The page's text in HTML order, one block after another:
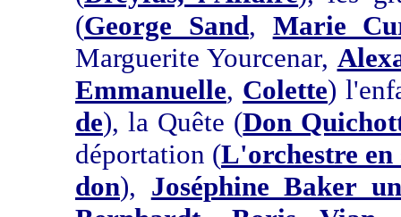
(George Sand, Marie
Marguerite Yourcenar,
Emmanuelle, Colette)
de), la Quête (Don
déportation (L'orchestre en
don), Joséphine Baker